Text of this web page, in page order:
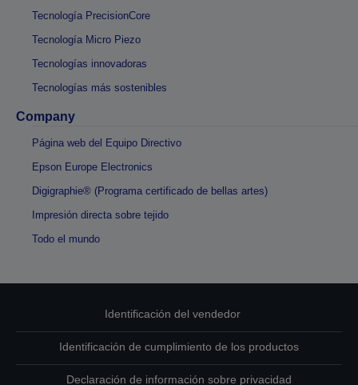
Tecnología PrecisionCore
Tecnología Micro Piezo
Tecnologías innovadoras
Tecnologías más sostenibles
Company
Página web del Equipo Directivo
Epson Europe Electronics
Digigraphie® (Programa certificado de bellas artes)
Impresión directa sobre tejido
Todo el mundo
Identificación del vendedor
Identificación de cumplimiento de los productos
Declaración de información sobre privacidad